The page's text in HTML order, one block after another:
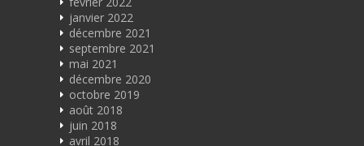
janvier 2022
décembre 2021
septembre 2021
mai 2021
décembre 2020
octobre 2019
août 2018
juin 2018
avril 2018